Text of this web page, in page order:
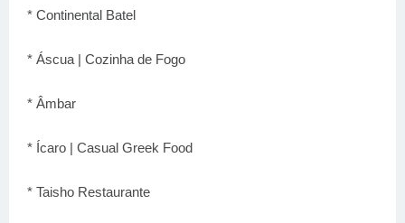
* Continental Batel
* Áscua | Cozinha de Fogo
* Âmbar
* Ícaro | Casual Greek Food
* Taisho Restaurante